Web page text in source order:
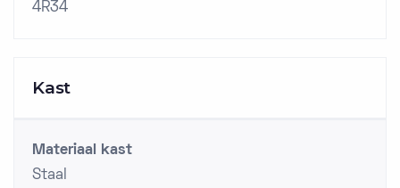
4R34
Kast
Materiaal kast
Staal